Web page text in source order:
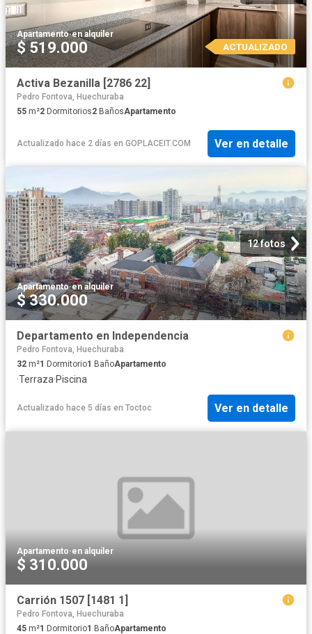
Apartamento·en alquiler
$ 519.000 ACTUALIZADO
Activa Bezanilla [2786 22]
Pedro Fontova, Huechuraba
55 m²2 Dormitorios2 BañosApartamento
Actualizado hace 2 días en GOPLACEIT.COM Ver en detalle
12 fotos
Apartamento·en alquiler
$ 330.000
Departamento en Independencia
Pedro Fontova, Huechuraba
32 m²1 Dormitorio1 BañoApartamento
·Terraza·Piscina
Actualizado hace 5 días en Toctoc Ver en detalle
Apartamento·en alquiler
$ 310.000
Carrión 1507 [1481 1]
Pedro Fontova, Huechuraba
45 m²1 Dormitorio1 BañoApartamento